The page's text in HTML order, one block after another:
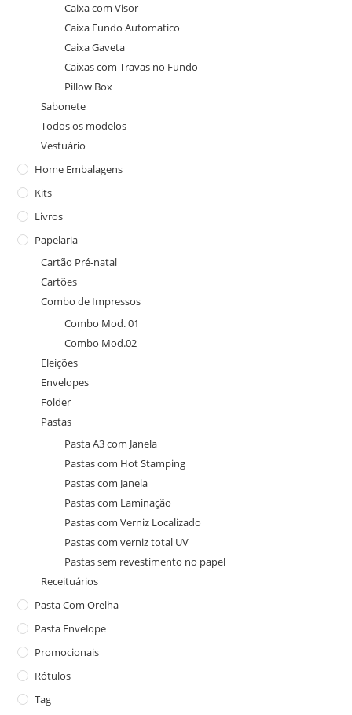
Caixa com Visor
Caixa Fundo Automatico
Caixa Gaveta
Caixas com Travas no Fundo
Pillow Box
Sabonete
Todos os modelos
Vestuário
Home Embalagens
Kits
Livros
Papelaria
Cartão Pré-natal
Cartões
Combo de Impressos
Combo Mod. 01
Combo Mod.02
Eleições
Envelopes
Folder
Pastas
Pasta A3 com Janela
Pastas com Hot Stamping
Pastas com Janela
Pastas com Laminação
Pastas com Verniz Localizado
Pastas com verniz total UV
Pastas sem revestimento no papel
Receituários
Pasta Com Orelha
Pasta Envelope
Promocionais
Rótulos
Tag